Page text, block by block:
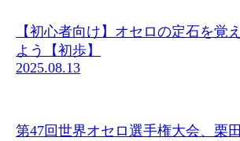
【初心者向け】オセロの定石を覚え
よう【初歩】
2025.08.13
第47回世界オセロ選手権大会、栗田